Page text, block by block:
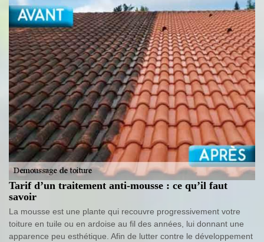
Tarif d’un traitement anti-mousse : ce qu’il faut
savoir
La mousse est une plante qui recouvre progressivement votre
toiture en tuile ou en ardoise au fil des années, lui donnant une
apparence peu esthétique. Afin de lutter contre le développement